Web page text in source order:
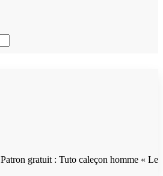
Patron gratuit : Tuto caleçon homme « Le